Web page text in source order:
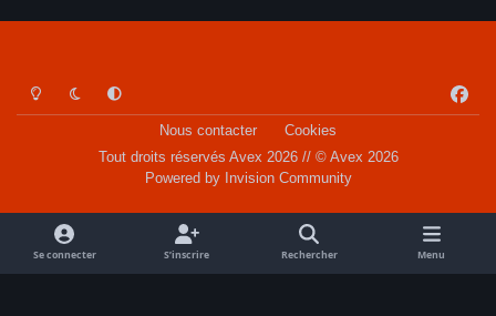
Light ModeDark ModeSystem Preference
a
o
k
Nous contacter
Cookies
Tout droits réservés Avex 2026 // © Avex 2026
Powered by Invision Community
Se connecter S’inscrire Rechercher Menu